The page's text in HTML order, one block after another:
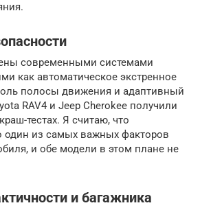
современными системами
как автоматическое экстренное
полосы движения и адаптивный
RAV4 и Jeep Cherokee получили
тестах. Я считаю, что
один из самых важных факторов
и обе модели в этом плане не
и багажника